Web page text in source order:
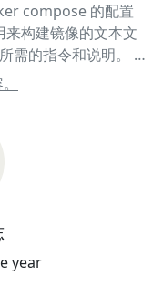
compose 的配置
构建镜像的文本文
需的指令和说明。 例
一个本地构建的
保存
build -t
run --name
浏览 nginx 页面确
这是一个本地构建的
径。 1 COPY [--
1>",... "<目标路径>"]
year